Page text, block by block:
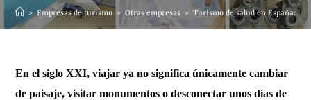
> Empresas de turismo > Otras empresas > Turismo de salud en España:
En el siglo XXI, viajar ya no significa únicamente cambiar
de paisaje, visitar monumentos o desconectar unos días de